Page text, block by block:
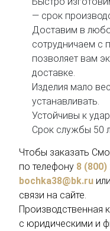
— срок
Доставим в
сотрудничаем с
позволяет вам
доставке.
Изделия мало
устанавливать.
Устойчивы к
Срок службы 50
Чтобы заказать
по телефону 8 (800)
bochka38@bk.ru
связи на сайте.
Производственная
с юридическими и